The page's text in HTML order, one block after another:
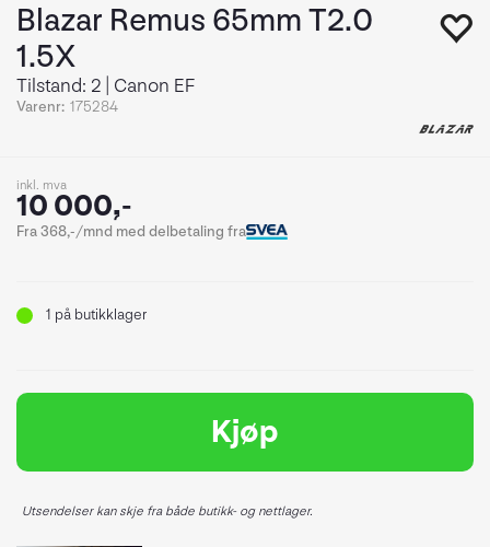
Blazar Remus 65mm T2.0
1.5X
Tilstand: 2 | Canon EF
Varenr: 175284
inkl. mva
10 000,-
Fra 368,-/mnd med delbetaling fra
1 på butikklager
Kjøp
Utsendelser kan skje fra både butikk- og nettlager.